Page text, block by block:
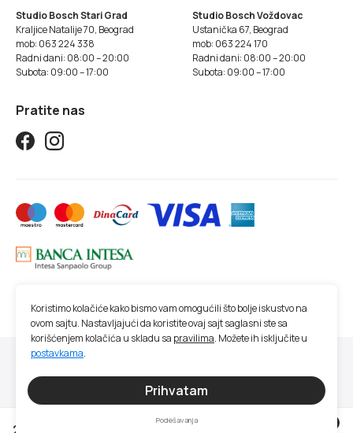
Studio Bosch Stari Grad
Kraljice Natalije 70, Beograd
mob: 063 224 338
Radni dani: 08:00 – 20:00
Subota: 09:00 – 17:00
Studio Bosch Voždovac
Ustanička 67, Beograd
mob: 063 224 170
Radni dani: 08:00 – 20:00
Subota: 09:00 – 17:00
Pratite nas
Sve cene na ovom sajtu iskazane su u dinarima. PDV je uračunat u cenu. Studio
SM nastoji da bude što precizniji u opisu proizvoda, prikazu slika, trenutnoj
raspoloživosti i ceni proizvoda. Ipak, ne možemo garantovati da su sve navedene
Koristimo kolačiće kako bismo vam omogućili što bolje iskustvo na
ovom sajtu. Nastavljajući da koristite ovaj sajt saglasni ste sa
korišćenjem kolačića u skladu sa pravilima. Možete ih isključite u
postavkama.
Prihvatam
Podešavanja